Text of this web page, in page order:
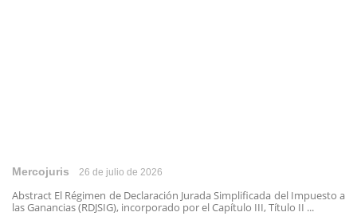
Mercojuris 26 de julio de 2026
Abstract El Régimen de Declaración Jurada Simplificada del Impuesto a
las Ganancias (RDJSIG), incorporado por el Capítulo III, Título II ...